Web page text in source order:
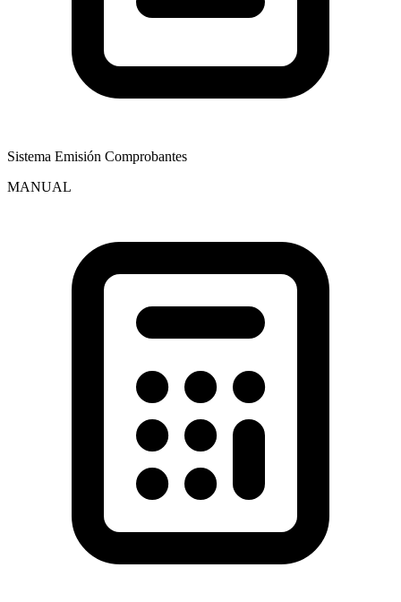
Sistema Emisión Comprobantes
MANUAL